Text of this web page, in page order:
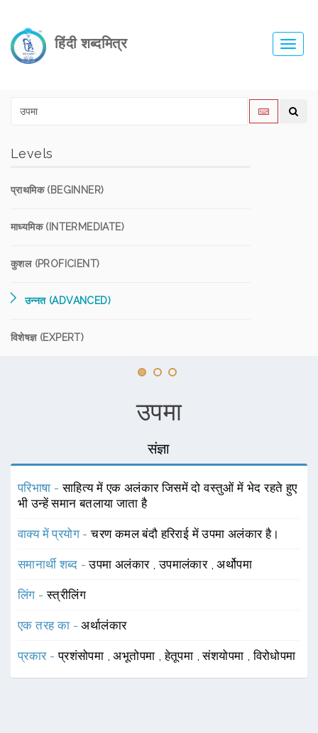
हिंदी शब्दमित्र
Levels
प्राथमिक (BEGINNER)
माध्यमिक (INTERMEDIATE)
कुशल (PROFICIENT)
उन्नत (ADVANCED)
विशेषज्ञ (EXPERT)
उपमा
संज्ञा
परिभाषा -साहित्य में एक अलंकार जिसमें दो वस्तुओं में भेद रहते हुए
भी उन्हें समान बतलाया जाता है
वाक्य में प्रयोग -चरण कमल बंदौ हरिराई में उपमा अलंकार है।
समानार्थी शब्द -उपमा अलंकार ,उपमालंकार ,अर्थोपमा
लिंग -स्त्रीलिंग
एक तरह का -अर्थालंकार
प्रकार -प्रशंसोपमा ,अभूतोपमा ,हेतूपमा ,संशयोपमा ,विरोधोपमा